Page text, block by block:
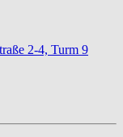
2-4, Turm 9